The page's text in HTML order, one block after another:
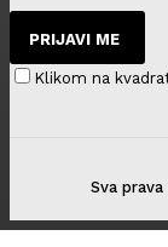
PRIJAVI ME
Klikom na
Sva